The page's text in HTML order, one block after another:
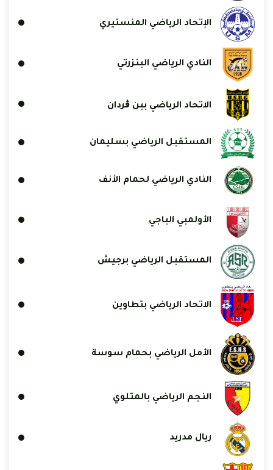
الإتحاد الرياضي المنستيري
النادي الرياضي البنزرتي
الاتحاد الرياضي ببن ڨردان
المستقبل الرياضي بسليمان
النادي الرياضي لحمام الأنف
الأولمبي الباجي
المستقبل الرياضي برجيش
الاتحاد الرياضي بتطاوين
الأمل الرياضي بحمام سوسة
النجم الرياضي بالمتلوي
ريال مدريد